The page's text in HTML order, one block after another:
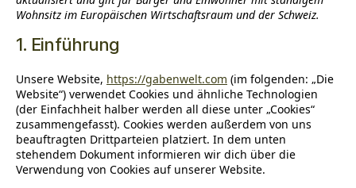
Wohnsitz im Europäischen Wirtschaftsraum und der Schweiz.
1. Einführung
Unsere Website, https://gabenwelt.com (im folgenden: „Die
Website“) verwendet Cookies und ähnliche Technologien
(der Einfachheit halber werden all diese unter „Cookies“
zusammengefasst). Cookies werden außerdem von uns
beauftragten Drittparteien platziert. In dem unten
stehendem Dokument informieren wir dich über die
Verwendung von Cookies auf unserer Website.